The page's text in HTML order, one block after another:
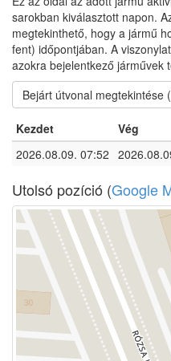
sarokban kiválasztott napon.
megtekinthető, hogy a jármű
fent) időpontjában. A
azokra bejelentkező járművek
Bejárt útvonal megtekintése
Kezdet Vég
2026.08.09. 07:52
Utolsó pozíció (Google